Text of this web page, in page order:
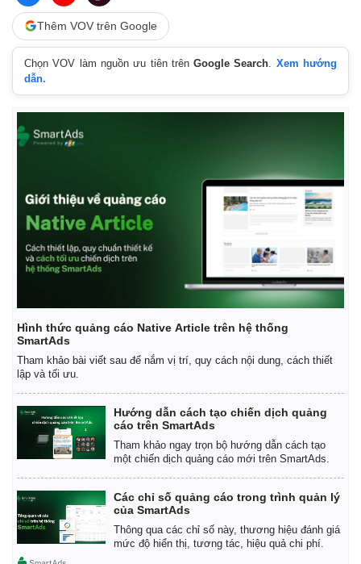
Kinh tế
Bất động sản
Khởi nghiệp
Tiêu dùng
Tỷ giá
Giá cà phê
Thêm VOV trên Google
Chọn VOV làm nguồn ưu tiên trênGoogle Search
Xem hướng
dẫn.
Hình thức quảng cáo Native Article trên hệ thống
SmartAds
Tham khảo bài viết sau để nắm vị trí, quy cách nội dung, cách thiết
lập và tối ưu.
Hướng dẫn cách tạo chiến dịch quảng
cáo trên SmartAds
Tham khảo ngay trọn bộ hướng dẫn cách tạo
một chiến dịch quảng cáo mới trên SmartAds.
Các chỉ số quảng cáo trong trình quản lý
của SmartAds
Thông qua các chỉ số này, thương hiệu đánh giá
mức độ hiển thị, tương tác, hiệu quả chi phí.